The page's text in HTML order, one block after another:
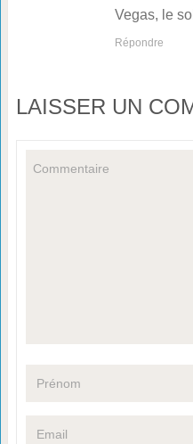
Vegas, le
Répondre
LAISSER UN